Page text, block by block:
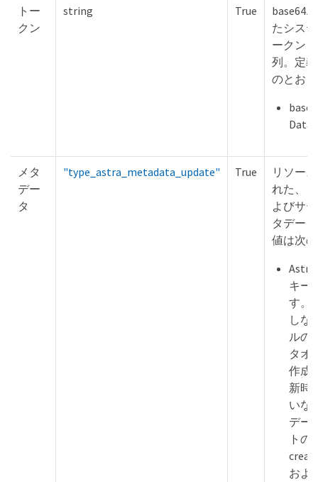
トー
クン
string True
base64
たシス
ークン
列。定
のとお
Data
メタ
デー
タ
"type_astra_metadata_update" True
リソー
れた、
よびサ
タデー
値は次
Astra
キー
す。
しな
ルの
タオ
作成
新時
いな
デー
トの
およ